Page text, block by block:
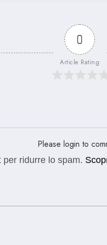
0
Article Rating
Please login to
per ridurre lo spam.